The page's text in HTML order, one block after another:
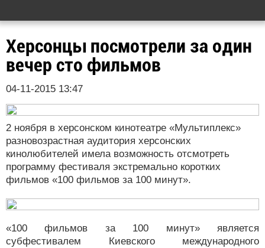
Херсонцы посмотрели за один
вечер сто фильмов
04-11-2015 13:47
2 ноября в херсонском кинотеатре «Мультиплекс»
разновозрастная аудитория херсонских
кинолюбителей имела возможность отсмотреть
программу фестиваля экстремально коротких
фильмов «100 фильмов за 100 минут».
«100 фильмов за 100 минут» является
субфестивалем Киевского международного